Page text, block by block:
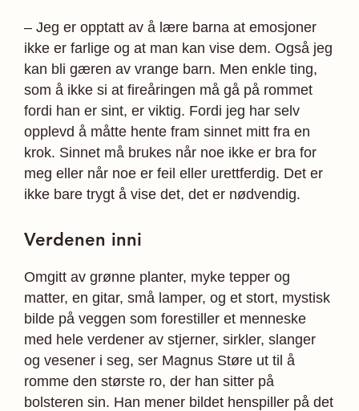
– Jeg er opptatt av å lære barna at emosjoner
ikke er farlige og at man kan vise dem. Også jeg
kan bli gæren av vrange barn. Men enkle ting,
som å ikke si at fireåringen må gå på rommet
fordi han er sint, er viktig. Fordi jeg har selv
opplevd å måtte hente fram sinnet mitt fra en
krok. Sinnet må brukes når noe ikke er bra for
meg eller når noe er feil eller urettferdig. Det er
ikke bare trygt å vise det, det er nødvendig.
Verdenen inni
Omgitt av grønne planter, myke tepper og
matter, en gitar, små lamper, og et stort, mystisk
bilde på veggen som forestiller et menneske
med hele verdener av stjerner, sirkler, slanger
og vesener i seg, ser Magnus Støre ut til å
romme den største ro, der han sitter på
bolsteren sin. Han mener bildet henspiller på det